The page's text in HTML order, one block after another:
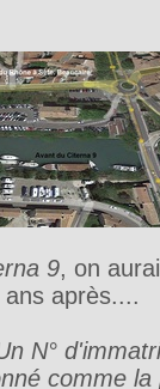
9, on
ans après....
N°
comme